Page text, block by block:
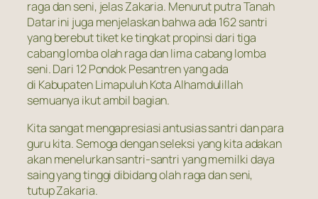
raga dan seni, jelas Zakaria. Menurut putra Tanah
Datar ini juga menjelaskan bahwa ada 162 santri
yang berebut tiket ke tingkat propinsi dari tiga
cabang lomba olah raga dan lima cabang lomba
seni. Dari 12 Pondok Pesantren yang ada
di Kabupaten Limapuluh Kota Alhamdulillah
semuanya ikut ambil bagian.
Kita sangat mengapresiasi antusias santri dan para
guru kita. Semoga dengan seleksi yang kita adakan
akan menelurkan santri-santri yang memilki daya
saing yang tinggi dibidang olah raga dan seni,
tutup Zakaria.